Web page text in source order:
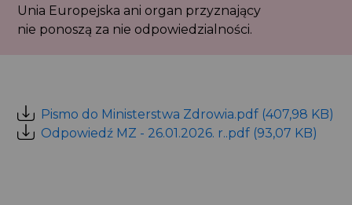
Unia Europejska ani organ przyznający
nie ponoszą za nie odpowiedzialności.
Pismo do Ministerstwa Zdrowia.pdf (407,98 KB)
Odpowiedź MZ - 26.01.2026. r..pdf (93,07 KB)